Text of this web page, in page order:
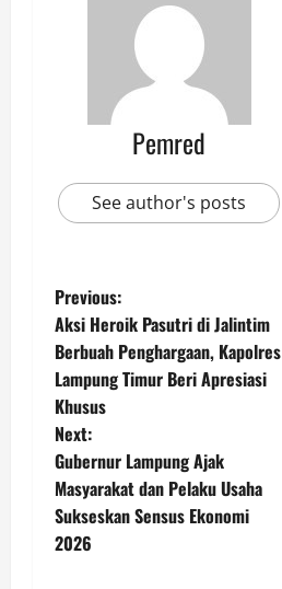
Pemred
See author's posts
P
o
s
t
n
a
Previous:
Aksi Heroik Pasutri di Jalintim
Berbuah Penghargaan, Kapolres
Lampung Timur Beri Apresiasi
Khusus
Next:
Gubernur Lampung Ajak
Masyarakat dan Pelaku Usaha
Sukseskan Sensus Ekonomi
2026